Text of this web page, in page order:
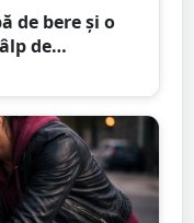
de bere și o
de